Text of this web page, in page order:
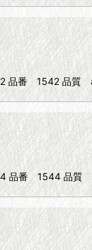
品番 1542
1544 品番 1544